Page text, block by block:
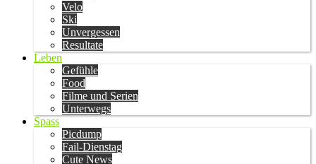
Velo
Ski
Unvergessen
Resultate
Leben
Gefühle
Food
Filme und Serien
Unterwegs
Spass
Picdump
Fail-Dienstag
Cute News